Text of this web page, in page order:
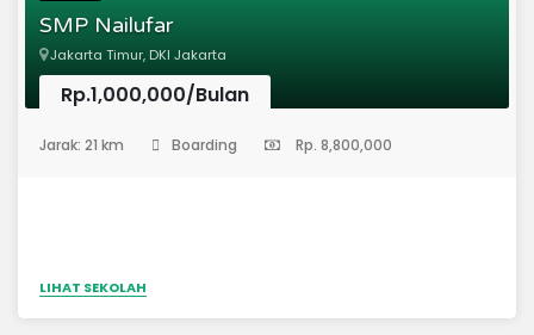
SMP Nailufar
Jakarta Timur, DKI Jakarta
Rp.1,000,000/Bulan
Jarak: 21 km Boarding Rp. 8,800,000
LIHAT SEKOLAH